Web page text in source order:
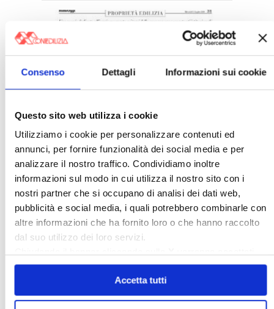
Consenso Dettagli Informazioni sui cookie
Questo sito web utilizza i cookie
Utilizziamo i cookie per personalizzare contenuti ed
annunci, per fornire funzionalità dei social media e per
analizzare il nostro traffico. Condividiamo inoltre
informazioni sul modo in cui utilizza il nostro sito con i
nostri partner che si occupano di analisi dei dati web,
pubblicità e social media, i quali potrebbero combinarle con
altre informazioni che ha fornito loro o che hanno raccolto
dal suo utilizzo dei loro servizi.
solo i cookie necessari.
Accetta tutti
〉 Confedilizia notizie